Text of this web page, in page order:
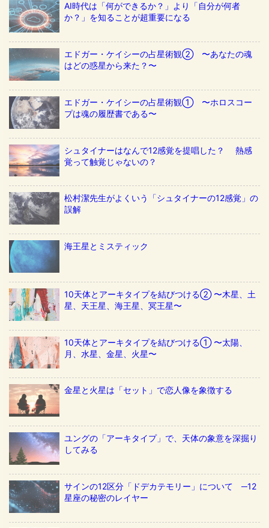
AI時代は「何ができるか？」より「自分が何者
か？」を知ることが超重要になる
エドガー・ケイシーの占星術観② 〜あなたの魂
はどの惑星から来た？〜
エドガー・ケイシーの占星術観① 〜ホロスコー
プは魂の履歴書である〜
シュタイナーはなんで12感覚を提唱した？ 熱感
覚って触覚じゃないの？
松村潔先生がよくいう「シュタイナーの12感覚」の
誤解
海王星とミスティック
10天体とアーキタイプを結びつける② 〜木星、土
星、天王星、海王星、冥王星〜
10天体とアーキタイプを結びつける① 〜太陽、
月、水星、金星、火星〜
金星と火星は「セット」で恋人像を象徴する
ユングの「アーキタイプ」で、天体の象意を深掘り
してみる
サインの12区分「ドデカテモリー」について ─12
星座の秘密のレイヤー